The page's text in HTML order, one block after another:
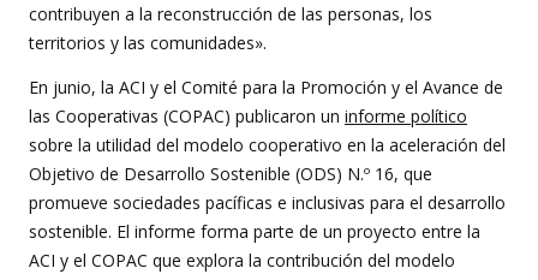
contribuyen a la reconstrucción de las personas, los
territorios y las comunidades».
En junio, la ACI y el Comité para la Promoción y el Avance de
las Cooperativas (COPAC) publicaron un informe político
sobre la utilidad del modelo cooperativo en la aceleración del
Objetivo de Desarrollo Sostenible (ODS) N.º 16, que
promueve sociedades pacíficas e inclusivas para el desarrollo
sostenible. El informe forma parte de un proyecto entre la
ACI y el COPAC que explora la contribución del modelo